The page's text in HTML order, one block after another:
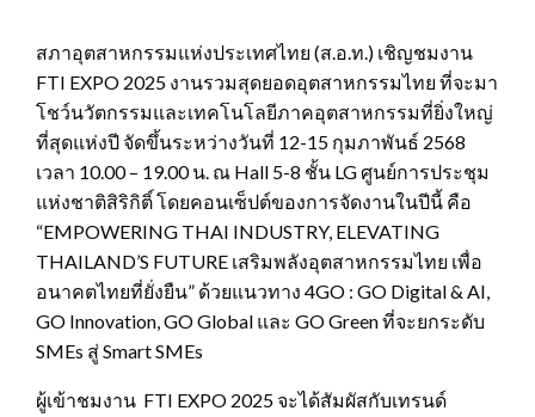
สภาอุตสาหกรรมแห่งประเทศไทย (ส.อ.ท.) เชิญชมงาน
FTI EXPO 2025 งานรวมสุดยอดอุตสาหกรรมไทย ที่จะมา
โชว์นวัตกรรมและเทคโนโลยีภาคอุตสาหกรรมที่ยิ่งใหญ่
ที่สุดแห่งปี จัดขึ้นระหว่างวันที่ 12-15 กุมภาพันธ์ 2568
เวลา 10.00 – 19.00 น. ณ Hall 5-8 ชั้น LG ศูนย์การประชุม
แห่งชาติสิริกิติ์ โดยคอนเซ็ปต์ของการจัดงานในปีนี้ คือ
“EMPOWERING THAI INDUSTRY, ELEVATING
THAILAND’S FUTURE เสริมพลังอุตสาหกรรมไทย เพื่อ
อนาคตไทยที่ยั่งยืน” ด้วยแนวทาง 4GO : GO Digital & AI,
GO Innovation, GO Global และ GO Green ที่จะยกระดับ
SMEs สู่ Smart SMEs
ผู้เข้าชมงาน FTI EXPO 2025 จะได้สัมผัสกับเทรนด์